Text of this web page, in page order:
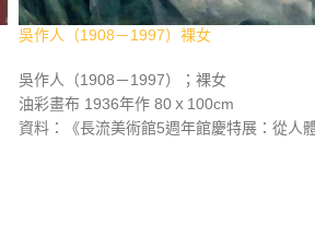
吳作人（1908－1997）裸女
吳作人（1908－1997）；裸女
油彩畫布 1936年作 80ｘ100cm
資料：《長流美術館5週年館慶特展：從人